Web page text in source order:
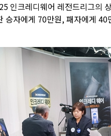
인크레디웨어 레전드리그의
자에게 70만원, 패자에게 40